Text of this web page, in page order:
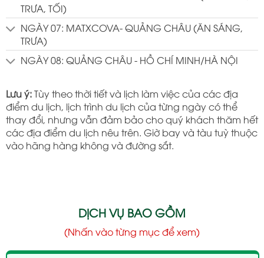
TRƯA, TỐI)
NGÀY 07: MATXCOVA- QUẢNG CHÂU (ĂN SÁNG,
TRƯA)
NGÀY 08: QUẢNG CHÂU - HỒ CHÍ MINH/HÀ NỘI
Lưu ý:Tùy theo thời tiết và lịch làm việc của các địa
điểm du lịch, lịch trình du lịch của từng ngày có thể
thay đổi, nhưng vẫn đảm bảo cho quý khách thăm hết
các địa điểm du lịch nêu trên. Giờ bay và tàu tuỳ thuộc
vào hãng hàng không và đường sắt.
DỊCH VỤ BAO GỒM
(Nhấn vào từng mục để xem)